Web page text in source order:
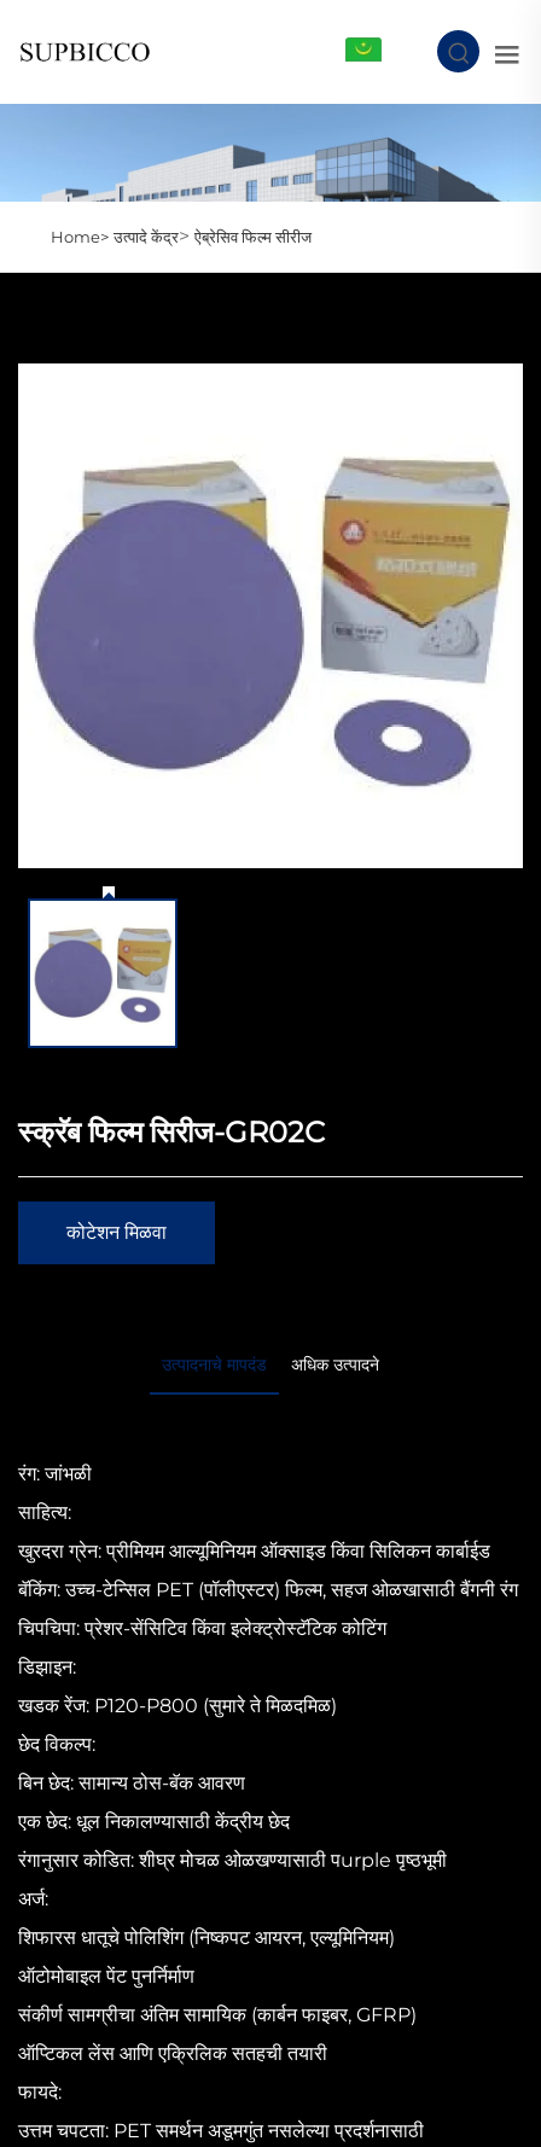
Home> उत्पादे केंद्र>ऐब्रेसिव फिल्म सीरीज
स्क्रॅब फिल्म सिरीज-GR02C
कोटेशन मिळवा
उत्पादनाचे मापदंड अधिक उत्पादने
रंग: जांभळी
साहित्य:
खुरदरा ग्रेन: प्रीमियम आल्यूमिनियम ऑक्साइड किंवा सिलिकन कार्बाईड
बॅकिंग: उच्च-टेन्सिल PET (पॉलीएस्टर) फिल्म, सहज ओळखासाठी बैंगनी रंग
चिपचिपा: प्रेशर-सेंसिटिव किंवा इलेक्ट्रोस्टॅटिक कोटिंग
डिझाइन:
खडक रेंज: P120-P800 (सुमारे ते मिळदमिळ)
छेद विकल्प:
बिन छेद: सामान्य ठोस-बॅक आवरण
एक छेद: धूल निकालण्यासाठी केंद्रीय छेद
रंगानुसार कोडित: शीघ्र मोचळ ओळखण्यासाठी पurple पृष्ठभूमी
अर्ज:
शिफारस धातूचे पोलिशिंग (निष्कपट आयरन, एल्यूमिनियम)
ऑटोमोबाइल पेंट पुनर्निर्माण
संकीर्ण सामग्रीचा अंतिम सामायिक (कार्बन फाइबर, GFRP)
ऑप्टिकल लेंस आणि एक्रिलिक सतहची तयारी
फायदे:
उत्तम चपटता: PET समर्थन अडूमगुंत नसलेल्या प्रदर्शनासाठी